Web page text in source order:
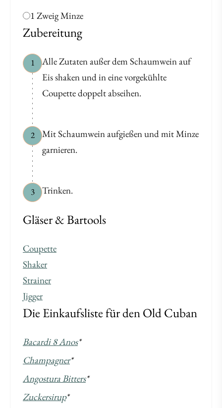
1 Zweig Minze
Zubereitung
1
Alle Zutaten außer dem Schaumwein auf
Eis shaken und in eine vorgekühlte
Coupette doppelt abseihen.
2
Mit Schaumwein aufgießen und mit Minze
garnieren.
3 Trinken.
Gläser & Bartools
Coupette
Shaker
Strainer
Jigger
Die Einkaufsliste für den Old Cuban
Bacardi 8 Anos*
Champagner*
Angostura Bitters*
Zuckersirup*